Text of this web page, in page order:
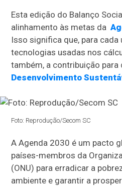
Esta edição do Balanço
alinhamento às metas da
Isso significa que, para cada
tecnologias usadas nos
também, a contribuição para
Desenvolvimento
Foto: Reprodução/Secom SC
A Agenda 2030 é um pacto
países-membros da
(ONU) para erradicar a
ambiente e garantir a